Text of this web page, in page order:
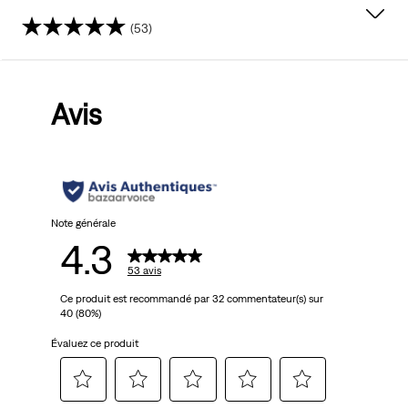
(53)
avis
Avis
Note générale
4.3 53 avis
Ce produit est recommandé par 32 commentateur(s) sur
40 (80%)
Évaluez ce produit